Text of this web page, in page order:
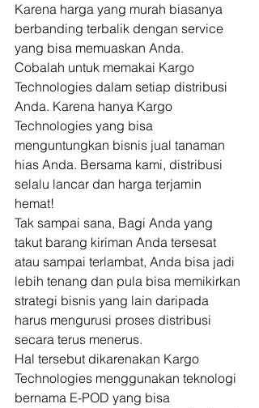
Karena harga yang murah biasanya
berbanding terbalik dengan service
yang bisa memuaskan Anda.
Cobalah untuk memakai Kargo
Technologies dalam setiap distribusi
Anda. Karena hanya Kargo
Technologies yang bisa
menguntungkan bisnis jual tanaman
hias Anda. Bersama kami, distribusi
selalu lancar dan harga terjamin
hemat!
Tak sampai sana, Bagi Anda yang
takut barang kiriman Anda tersesat
atau sampai terlambat, Anda bisa jadi
lebih tenang dan pula bisa memikirkan
strategi bisnis yang lain daripada
harus mengurusi proses distribusi
secara terus menerus.
Hal tersebut dikarenakan Kargo
Technologies menggunakan teknologi
bernama E-POD yang bisa